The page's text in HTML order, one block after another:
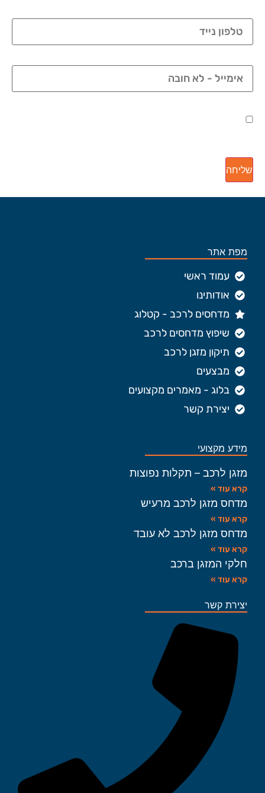
שליחה
מפת אתר
עמוד ראשי
אודותינו
מדחסים לרכב - קטלוג
שיפוץ מדחסים לרכב
תיקון מזגן לרכב
מבצעים
בלוג - מאמרים מקצועים
יצירת קשר
מידע מקצועי
מזגן לרכב – תקלות נפוצות
קרא עוד »
מדחס מזגן לרכב מרעיש
קרא עוד »
מדחס מזגן לרכב לא עובד
קרא עוד »
חלקי המזגן ברכב
קרא עוד »
יצירת קשר